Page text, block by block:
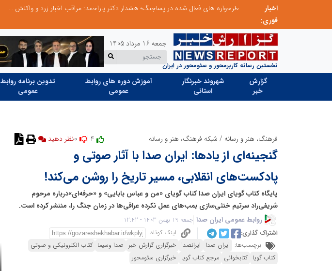
اخبار
فوری:
طرحواره های فعال شده در پساجنگ؛ هشدار دکتر یاراحمد: مراقب اخبار زرد و واکنش های هیجانی باشید
نخستین رسانه کاربرمحور و سئومحور در ایران
جمعه 16 مرداد 1405
گزارش
خبر
شهروند خبرنگار
استانی
آموزش دوره های روابط
عمومی
تدوین برنامه روابط
عمومی
فرهنگ، هنر و رسانه / شبکه فرهنگ، هنر و رسانه نظر دهید
گنجینه‌ای از یادها: ایران صدا با آثار صوتی و
پادکست‌های انقلابی، مسیر تاریخ را روشن می‌کند!
پایگاه کتاب گویای ایران صدا کتاب گویای «من و عباس بابایی» و «حرفه‌ای»درباره مرحوم
شریفی‌راد سرتیم خنثی‌سازی بمب‌های عمل نکرده عراقی‌ها در زمان جنگ را، منتشر کرده است.
روابط عمومی ایران صدا جمعه 19 بهمن 1403 - 12:42
اشتراک گذاری:
لینک کوتاه
برچسب‌ها: ایران صدا ایرانصدا خبرگزاری گزارش خبر صدا وسیما کتاب الکترونیکی و صوتی
کتاب گویا کتابخوانی مرجع کتاب گویا خبرگزاری سئومحور